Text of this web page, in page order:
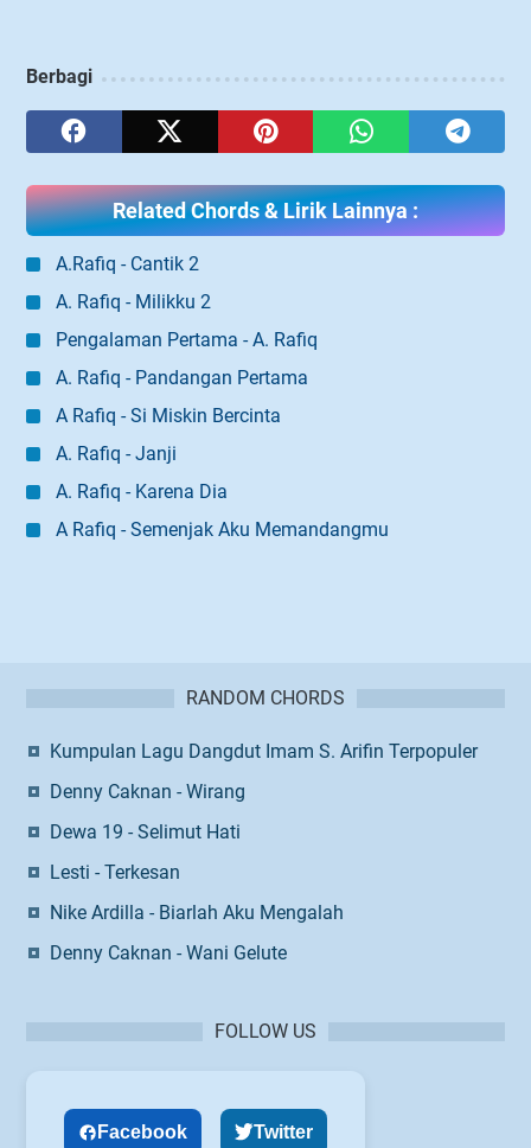
Berbagi
Related Chords & Lirik Lainnya :
A.Rafiq - Cantik 2
A. Rafiq - Milikku 2
Pengalaman Pertama - A. Rafiq
A. Rafiq - Pandangan Pertama
A Rafiq - Si Miskin Bercinta
A. Rafiq - Janji
A. Rafiq - Karena Dia
A Rafiq - Semenjak Aku Memandangmu
RANDOM CHORDS
Kumpulan Lagu Dangdut Imam S. Arifin Terpopuler
Denny Caknan - Wirang
Dewa 19 - Selimut Hati
Lesti - Terkesan
Nike Ardilla - Biarlah Aku Mengalah
Denny Caknan - Wani Gelute
FOLLOW US
Facebook Twitter